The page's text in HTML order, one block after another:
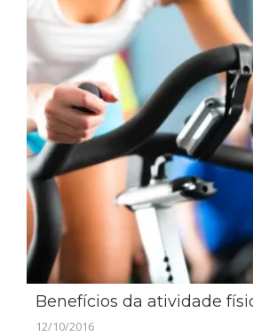
Benefícios da atividade
12/10/2016